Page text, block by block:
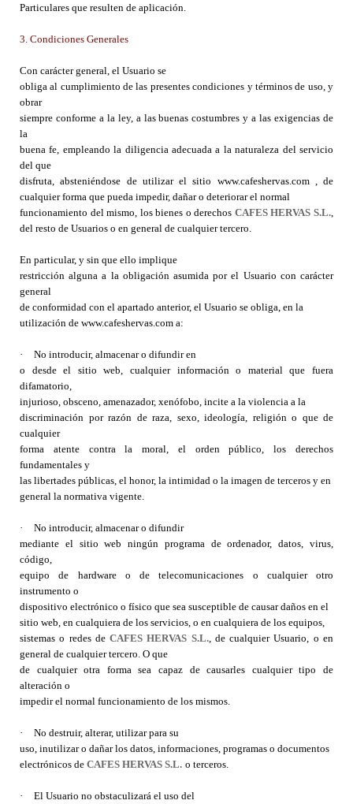
Particulares que resulten de aplicación.
3. Condiciones Generales
Con carácter general, el Usuario se
obliga al cumplimiento de las presentes condiciones y términos de uso, y
obrar
siempre conforme a la ley, a las buenas costumbres y a las exigencias de
la
buena fe, empleando la diligencia adecuada a la naturaleza del servicio
del que
disfruta, absteniéndose de utilizar el sitio www.cafeshervas.com , de
cualquier forma que pueda impedir, dañar o deteriorar el normal
funcionamiento del mismo, los bienes o derechos CAFES HERVAS S.L.
del resto de Usuarios o en general de cualquier tercero.
En particular, y sin que ello implique
restricción alguna a la obligación asumida por el Usuario con carácter
general
de conformidad con el apartado anterior, el Usuario se obliga, en la
utilización de www.cafeshervas.com a:
·
No introducir, almacenar o difundir en
o desde el sitio web, cualquier información o material que fuera
difamatorio,
injurioso, obsceno, amenazador, xenófobo, incite a la violencia a la
discriminación por razón de raza, sexo, ideología, religión o que de
cualquier
forma atente contra la moral, el orden público, los derechos
fundamentales y
las libertades públicas, el honor, la intimidad o la imagen de terceros y en
general la normativa vigente.
·
No introducir, almacenar o difundir
mediante el sitio web ningún programa de ordenador, datos, virus,
código,
equipo de hardware o de telecomunicaciones o cualquier otro
instrumento o
dispositivo electrónico o físico que sea susceptible de causar daños en el
sitio web, en cualquiera de los servicios, o en cualquiera de los equipos,
sistemas o redes deCAFES HERVAS S.L., de cualquier Usuario, o en
general de cualquier tercero. O que
de cualquier otra forma sea capaz de causarles cualquier tipo de
alteración o
impedir el normal funcionamiento de los mismos.
·
No destruir, alterar, utilizar para su
uso, inutilizar o dañar los datos, informaciones, programas o documentos
electrónicos de CAFES HERVAS S.L. o terceros.
·
El Usuario no obstaculizará el uso del